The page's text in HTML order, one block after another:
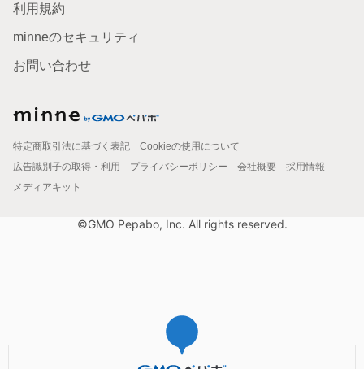
利用規約
minneのセキュリティ
お問い合わせ
特定商取引法に基づく表記
Cookieの使用について
広告識別子の取得・利用
プライバシーポリシー 会社概要
採用情報
メディアキット
©GMO Pepabo, Inc. All rights reserved.